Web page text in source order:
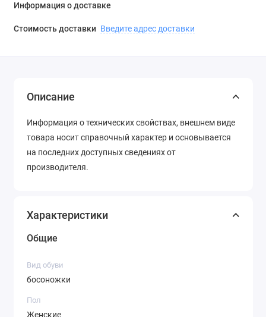
Информация о доставке
Стоимость доставки Введите адрес доставки
Описание
Информация о технических свойствах, внешнем виде
товара носит справочный характер и основывается
на последних доступных сведениях от
производителя.
Характеристики
Общие
Вид обуви
босоножки
Пол
Женские